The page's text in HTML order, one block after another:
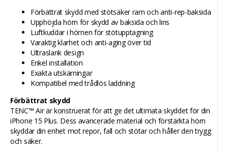
Förbättrat skydd med stötsäker ram och anti-rep-baksida
Upphöjda hörn för skydd av baksida och lins
Luftkuddar i hörnen för stötupptagning
Varaktig klarhet och anti-aging över tid
Ultraslank design
Enkel installation
Exakta utskärningar
Kompatibel med trådlös laddning
Förbättrat skydd
TENC™ Air är konstruerat för att ge det ultimata skyddet för din
iPhone 15 Plus. Dess avancerade material och förstärkta hörn
skyddar din enhet mot repor, fall och stötar och håller den trygg
och säker.